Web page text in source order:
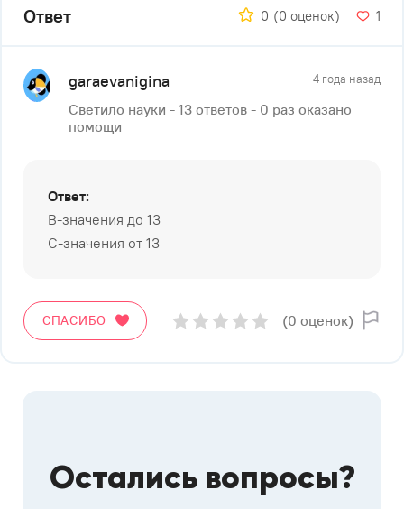
Ответ 0 (0 оценок) 1
garaevanigina 4 года назад
Светило науки - 13 ответов - 0 раз оказано
помощи
Ответ:
B-значения до 13
С-значения от 13
СПАСИБО (0 оценок)
Остались вопросы?